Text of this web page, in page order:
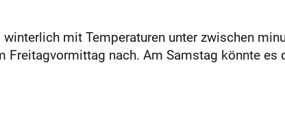
mit Temperaturen unter zwischen
Freitagvormittag nach. Am Samstag könnte es